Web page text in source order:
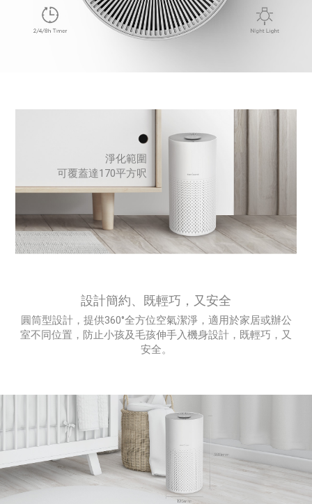
淨化範圍
可覆蓋達170平方呎
設計簡約、既輕巧，又安全
圓筒型設計，提供360°全方位空氣潔淨，適用於家居或辦公
室不同位置， 防止小孩及毛孩伸手入機身設計，既輕巧，又
安全。